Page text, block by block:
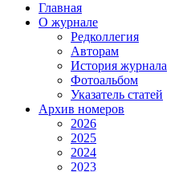
Главная
О журнале
Редколлегия
Авторам
История журнала
Фотоальбом
Указатель статей
Архив номеров
2026
2025
2024
2023